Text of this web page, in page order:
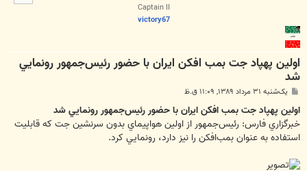
Captain II
victory67
اولين پهپاد جت بمب افكن ايران با حضور رئيس‌جمهور رونمايي
شد
پ
ت
یک‌شنبه ۳۱ مرداد ۱۳۸۹, ۱۱:۰۹ ق.ظ
اولين پهپاد جت بمب افكن ايران با حضور رئيس‌جمهور رونمايي شد
خبرگزاري فارس: رئيس‌جمهور از اولين هواپيماي بدون سرنشين جت كه قابليت
استفاده به عنوان بمب‌افكن را نيز دارد، رونمايي كرد.